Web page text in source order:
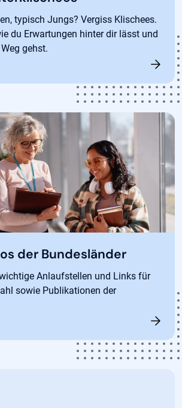
typisch Jungs? Vergiss Klischees.
du Erwartungen hinter dir lässt und
gehst.
der Bundesländer
Anlaufstellen und Links für
sowie Publikationen der